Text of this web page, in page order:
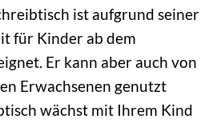
ist aufgrund seiner
für Kinder ab dem
Er kann aber auch von
Erwachsenen genutzt
wächst mit Ihrem Kind